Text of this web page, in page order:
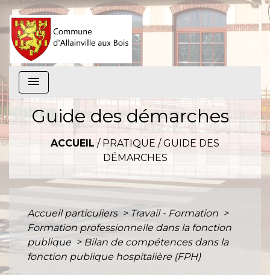
menu
Guide des démarches
ACCUEIL / PRATIQUE /GUIDE DES
DÉMARCHES
Accueil particuliers > Travail - Formation >
Formation professionnelle dans la fonction
publique > Bilan de compétences dans la
fonction publique hospitalière (FPH)